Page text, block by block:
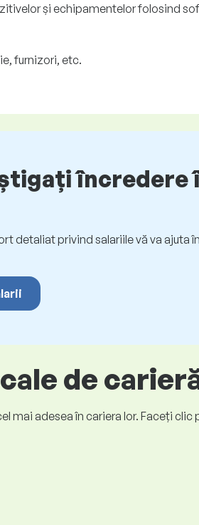
și echipamentelor folosind
furnizori, etc.
încredere
detaliat privind salariile vă va
de
mai adesea în cariera lor. Faceți